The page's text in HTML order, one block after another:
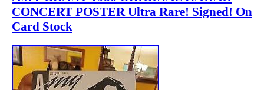
CONCERT POSTER Ultra Rare! Signed! On
Card Stock